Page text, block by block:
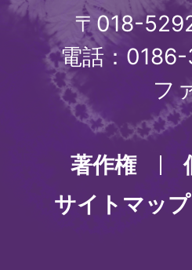
〒018-
電話：
フ
著作権
サイトマップ